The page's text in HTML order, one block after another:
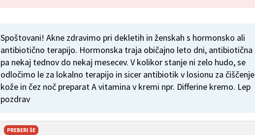
Spoštovani! Akne zdravimo pri dekletih in ženskah s hormonsko ali
antibiotično terapijo. Hormonska traja običajno leto dni, antibiotična
pa nekaj tednov do nekaj mesecev. V kolikor stanje ni zelo hudo, se
odločimo le za lokalno terapijo in sicer antibiotik v losionu za čiščenje
kože in čez noč preparat A vitamina v kremi npr. Differine kremo. Lep
pozdrav
PREBERI ŠE